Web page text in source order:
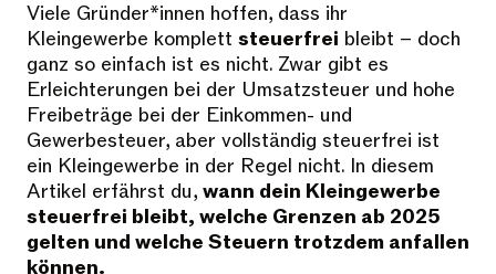
Viele Gründer*innen hoffen, dass ihr
Kleingewerbe komplett steuerfrei bleibt – doch
ganz so einfach ist es nicht. Zwar gibt es
Erleichterungen bei der Umsatzsteuer und hohe
Freibeträge bei der Einkommen- und
Gewerbesteuer, aber vollständig steuerfrei ist
ein Kleingewerbe in der Regel nicht. In diesem
Artikel erfährst du, wann dein Kleingewerbe
steuerfrei bleibt, welche Grenzen ab 2025
gelten und welche Steuern trotzdem anfallen
können.